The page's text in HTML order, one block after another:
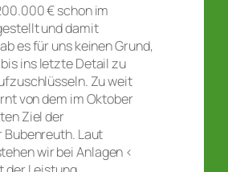
€ schon im
und damit
es für uns keinen Grund,
ins letzte Detail zu
Zu weit
von dem im Oktober
Ziel der
Laut
wir bei Anlagen <